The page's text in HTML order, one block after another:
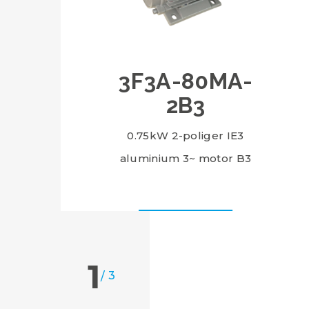
3F3A-80MA-
2B3
0.75kW 2-poliger IE3
aluminium 3~ motor B3
1/ 3